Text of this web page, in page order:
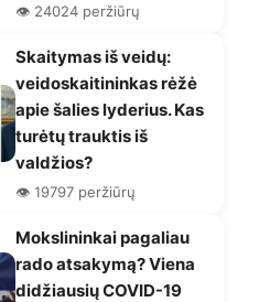
👁️ 24024 peržiūrų
Skaitymas iš veidų:
veidoskaitininkas rėžė
apie šalies lyderius. Kas
turėtų trauktis iš
valdžios?
👁️ 19797 peržiūrų
Mokslininkai pagaliau
rado atsakymą? Viena
didžiausių COVID-19